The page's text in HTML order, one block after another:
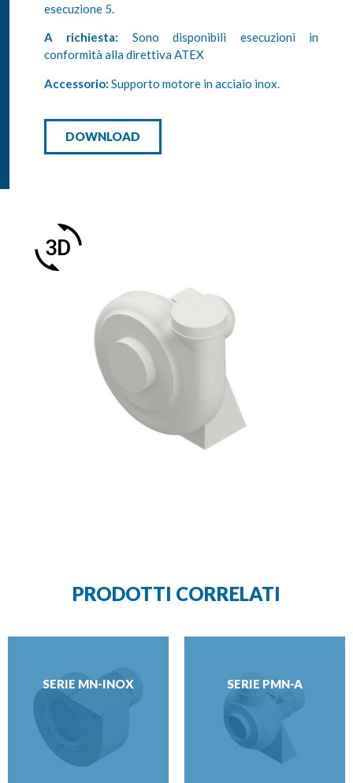
esecuzione 5.
A richiesta: Sono disponibili esecuzioni in
conformità alla direttiva ATEX
Accessorio: Supporto motore in acciaio inox.
DOWNLOAD
PRODOTTI CORRELATI
SERIE MN-INOX SERIE PMN-A